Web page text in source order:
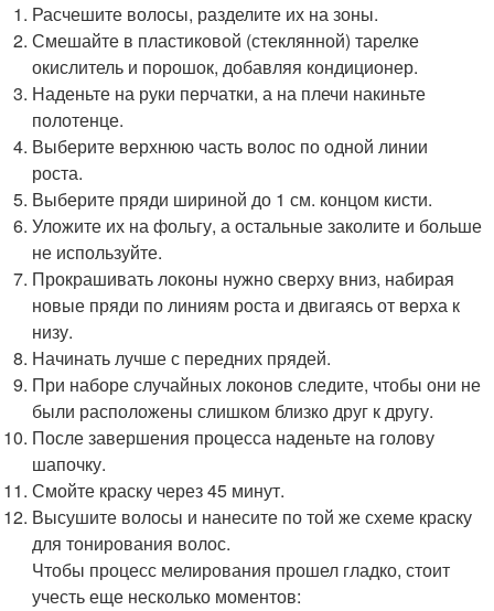
Расчешите волосы, разделите их на зоны.
Смешайте в пластиковой (стеклянной) тарелке
окислитель и порошок, добавляя кондиционер.
Наденьте на руки перчатки, а на плечи накиньте
полотенце.
Выберите верхнюю часть волос по одной линии
роста.
Выберите пряди шириной до 1 см. концом кисти.
Уложите их на фольгу, а остальные заколите и больше
не используйте.
Прокрашивать локоны нужно сверху вниз, набирая
новые пряди по линиям роста и двигаясь от верха к
низу.
Начинать лучше с передних прядей.
При наборе случайных локонов следите, чтобы они не
были расположены слишком близко друг к другу.
После завершения процесса наденьте на голову
шапочку.
Смойте краску через 45 минут.
Высушите волосы и нанесите по той же схеме краску
для тонирования волос.
Чтобы процесс мелирования прошел гладко, стоит
учесть еще несколько моментов: